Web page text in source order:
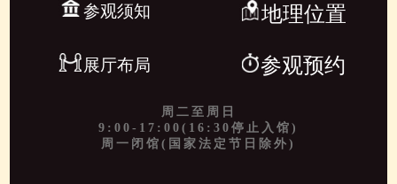
参观须知 地理位置
展厅布局 参观预约
周二至周日
9:00-17:00(16:30停止入馆)
周一闭馆(国家法定节日除外)